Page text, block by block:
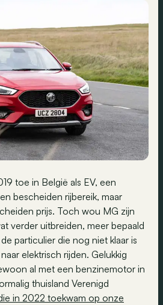
toe in België als EV, een
bescheiden rijbereik, maar
prijs. Toch wou MG zijn
verder uitbreiden, meer bepaald
particulier die nog niet klaar is
elektrisch rijden. Gelukkig
al met een benzinemotor in
thuisland Verenigd
in 2022 toekwam op onze